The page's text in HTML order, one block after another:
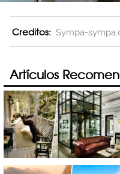
Creditos: Sympa-
Artículos